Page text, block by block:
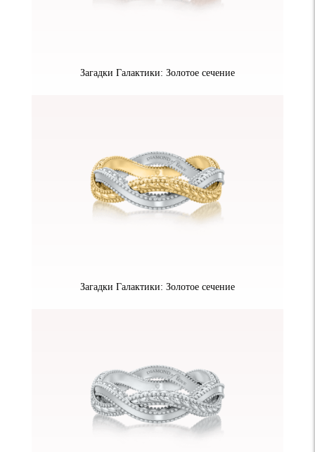
Загадки Галактики: Золотое сечение
Загадки Галактики: Золотое сечение